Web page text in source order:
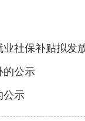
社保补贴拟发
的公示
公示